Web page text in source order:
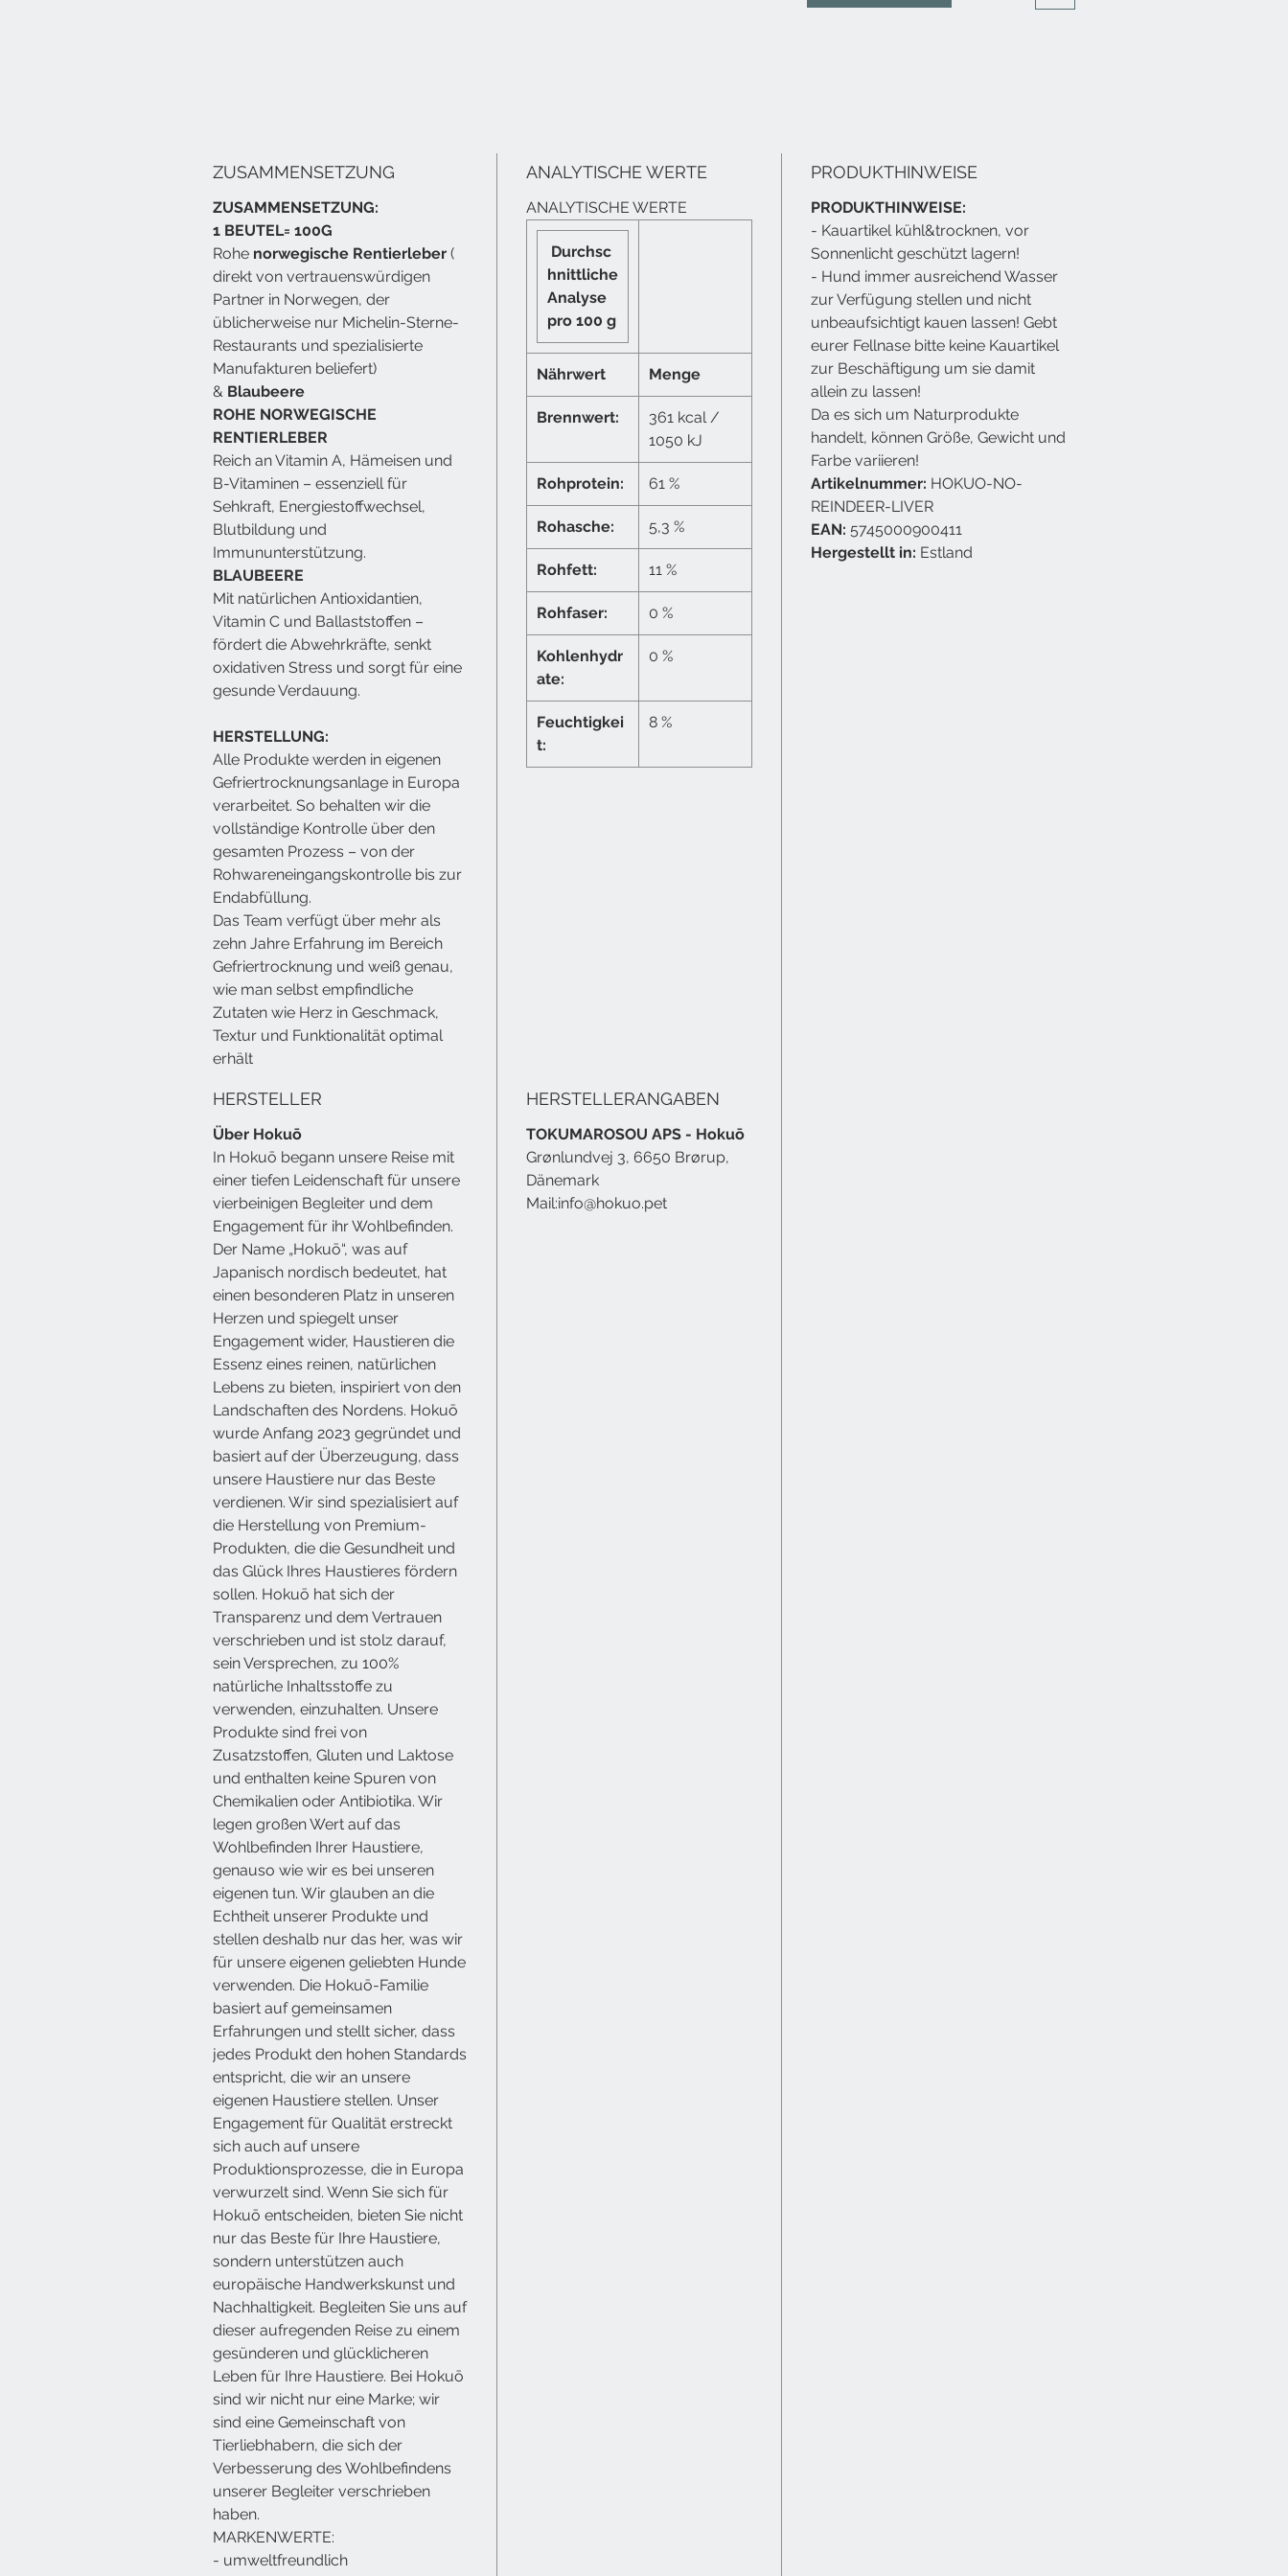
Antioxidantien und Ballaststoffe
Blaubeeren wählen?
ideal für empfindliche Haustiere
✔ Reich an Vitamin A, B12 und Eisen
✔ Blaubeeren liefern Antioxidantien &
Ballaststoffe
✔ Hohe Schmackhaftigkeit – perfekt als
Belohnung oder Appetitanreger
✔ Gefriergetrocknet – ohne
Konservierungsstoffe oder Zusätze
✔ Produziert in eigenen Anlage – mit
Rohstoffen aus Norwegen & der EU
ZUSAMMENSETZUNG
ZUSAMMENSETZUNG:
1 BEUTEL= 100G
Rohe norwegische Rentierleber (
direkt von vertrauenswürdigen
Partner in Norwegen, der
üblicherweise nur Michelin-Sterne-
Restaurants und spezialisierte
Manufakturen beliefert)
& Blaubeere
ROHE NORWEGISCHE
RENTIERLEBER
Reich an Vitamin A, Hämeisen und
B-Vitaminen – essenziell für
Sehkraft, Energiestoffwechsel,
Blutbildung und
Immununterstützung.
BLAUBEERE
Mit natürlichen Antioxidantien,
Vitamin C und Ballaststoffen –
fördert die Abwehrkräfte, senkt
oxidativen Stress und sorgt für eine
gesunde Verdauung.
HERSTELLUNG:
Alle Produkte werden in eigenen
Gefriertrocknungsanlage in Europa
verarbeitet. So behalten wir die
vollständige Kontrolle über den
gesamten Prozess – von der
Rohwareneingangskontrolle bis zur
Endabfüllung.
Das Team verfügt über mehr als
zehn Jahre Erfahrung im Bereich
Gefriertrocknung und weiß genau,
wie man selbst empfindliche
Zutaten wie Herz in Geschmack,
Textur und Funktionalität optimal
erhält
ANALYTISCHE WERTE
ANALYTISCHE WERTE
Durchsc
hnittliche
Analyse
pro 100 g
Nährwert Menge
Brennwert:
361 kcal /
1050 kJ
Rohprotein: 61 %
Rohasche: 5,3 %
Rohfett: 11 %
Rohfaser: 0 %
Kohlenhydr
ate:
0 %
Feuchtigkei
t:
8 %
PRODUKTHINWEISE
PRODUKTHINWEISE:
- Kauartikel kühl&trocknen, vor
Sonnenlicht geschützt lagern!
- Hund immer ausreichend Wasser
zur Verfügung stellen und nicht
unbeaufsichtigt kauen lassen! Gebt
eurer Fellnase bitte keine Kauartikel
zur Beschäftigung um sie damit
allein zu lassen!
Da es sich um Naturprodukte
handelt, können Größe, Gewicht und
Farbe variieren!
Artikelnummer: HOKUO-NO-
REINDEER-LIVER
EAN: 5745000900411
Hergestellt in: Estland
HERSTELLER
Über Hokuō
In Hokuō begann unsere Reise mit
einer tiefen Leidenschaft für unsere
vierbeinigen Begleiter und dem
Engagement für ihr Wohlbefinden.
Der Name „Hokuō“, was auf
Japanisch nordisch bedeutet, hat
einen besonderen Platz in unseren
Herzen und spiegelt unser
Engagement wider, Haustieren die
Essenz eines reinen, natürlichen
Lebens zu bieten, inspiriert von den
Landschaften des Nordens. Hokuō
wurde Anfang 2023 gegründet und
basiert auf der Überzeugung, dass
unsere Haustiere nur das Beste
verdienen. Wir sind spezialisiert auf
die Herstellung von Premium-
Produkten, die die Gesundheit und
das Glück Ihres Haustieres fördern
sollen. Hokuō hat sich der
Transparenz und dem Vertrauen
verschrieben und ist stolz darauf,
sein Versprechen, zu 100%
natürliche Inhaltsstoffe zu
verwenden, einzuhalten. Unsere
Produkte sind frei von
Zusatzstoffen, Gluten und Laktose
und enthalten keine Spuren von
Chemikalien oder Antibiotika. Wir
legen großen Wert auf das
Wohlbefinden Ihrer Haustiere,
genauso wie wir es bei unseren
eigenen tun. Wir glauben an die
Echtheit unserer Produkte und
stellen deshalb nur das her, was wir
für unsere eigenen geliebten Hunde
verwenden. Die Hokuō-Familie
basiert auf gemeinsamen
Erfahrungen und stellt sicher, dass
jedes Produkt den hohen Standards
entspricht, die wir an unsere
eigenen Haustiere stellen. Unser
Engagement für Qualität erstreckt
sich auch auf unsere
Produktionsprozesse, die in Europa
verwurzelt sind. Wenn Sie sich für
Hokuō entscheiden, bieten Sie nicht
nur das Beste für Ihre Haustiere,
sondern unterstützen auch
europäische Handwerkskunst und
Nachhaltigkeit. Begleiten Sie uns auf
dieser aufregenden Reise zu einem
gesünderen und glücklicheren
Leben für Ihre Haustiere. Bei Hokuō
sind wir nicht nur eine Marke; wir
sind eine Gemeinschaft von
Tierliebhabern, die sich der
Verbesserung des Wohlbefindens
unserer Begleiter verschrieben
haben.
MARKENWERTE:
- umweltfreundlich
HERSTELLERANGABEN
TOKUMAROSOU APS - Hokuō
Grønlundvej 3, 6650 Brørup,
Dänemark
Mail:info@hokuo.pet